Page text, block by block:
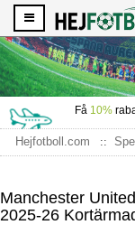
Få 10%
Hejfotboll.com
Manchester
2025-26